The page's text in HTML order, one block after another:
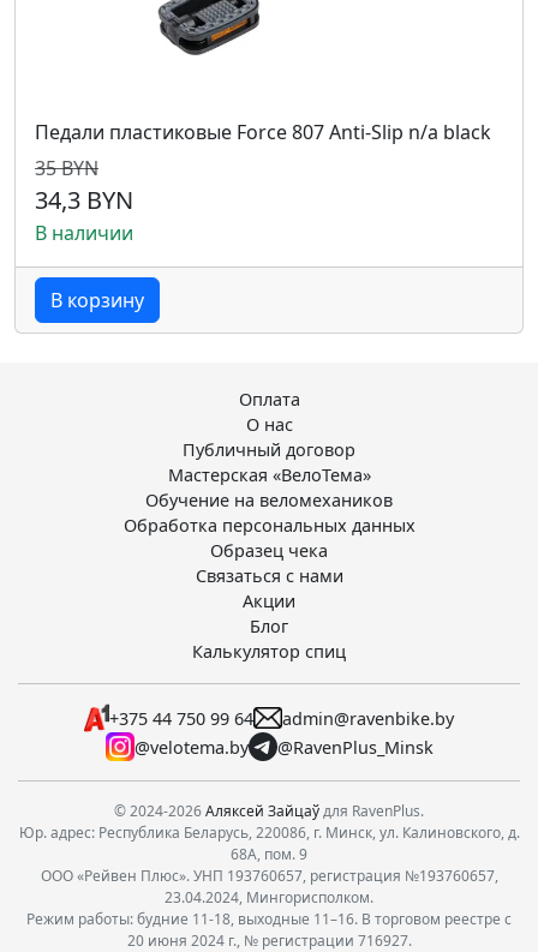
Педали пластиковые Force 807 Anti-Slip n/a black
35 BYN
34,3 BYN
В наличии
В корзину
Оплата
О нас
Публичный договор
Мастерская «ВелоТема»
Обучение на веломехаников
Обработка персональных данных
Образец чека
Связаться с нами
Акции
Блог
Калькулятор спиц
+375 44 750 99 64
admin@ravenbike.by
@velotema.by
@RavenPlus_Minsk
© 2024-2026Аляксей Зайцаўдля RavenPlus.
Юр. адрес: Республика Беларусь, 220086, г. Минск, ул. Калиновского, д.
68А, пом. 9
ООО «Рейвен Плюс». УНП 193760657, регистрация №193760657,
23.04.2024, Мингорисполком.
Режим работы: будние 11-18, выходные 11–16. В торговом реестре с
20 июня 2024 г., № регистрации 716927.